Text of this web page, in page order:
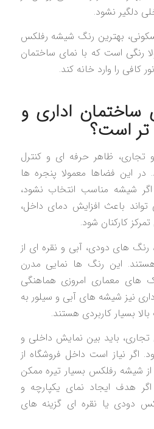
دلگیر نشود.
بهترین رنگ شیشه رفلکس
رنگی است که با نمای ساختمان
کافی را وارد خانه کند.
ساختمان اداری و
است؟
تجاری، ظاهر حرفه ای و کنترل
این فضاها معمولا پنجره ها
اگر شیشه مناسب انتخاب نشود،
باعث افزایش دمای داخل،
کارکنان شود.
رنگ های دودی، آبی و نقره ای از
این رنگ ها نمایی مدرن
های معماری امروزی هماهنگی
نیز شیشه های آبی و سیلور به
بسیار کاربردی هستند.
باید بین نمایش داخلی و
اگر نیاز است داخل فروشگاه از
از شیشه رفلکس بسیار تیره ممکن
هدف ایجاد نمای یکپارچه و
دودی یا نقره ای گزینه های